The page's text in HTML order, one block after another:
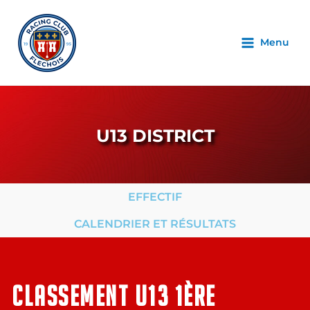
Menu
U13 DISTRICT
EFFECTIF
CALENDRIER ET RÉSULTATS
CLASSEMENT u13 1ère